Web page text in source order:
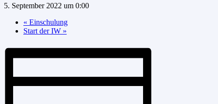
5. September 2022 um 0:00
« Einschulung
Start der IW »